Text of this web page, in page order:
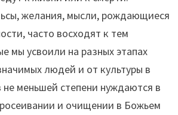
желания, мысли, рождающиеся
часто восходят к тем
мы усвоили на разных этапах
людей и от культуры в
не меньшей степени нуждаются в
и очищении в Божьем